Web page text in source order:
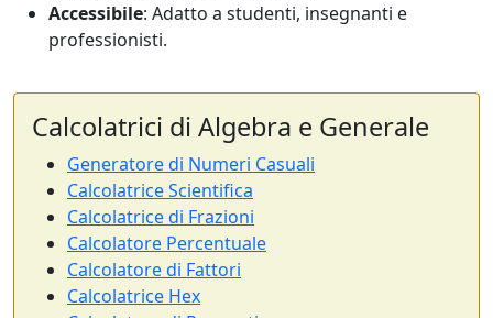
Accessibile: Adatto a studenti, insegnanti e
professionisti.
Calcolatrici di Algebra e Generale
Generatore di Numeri Casuali
Calcolatrice Scientifica
Calcolatrice di Frazioni
Calcolatore Percentuale
Calcolatore di Fattori
Calcolatrice Hex